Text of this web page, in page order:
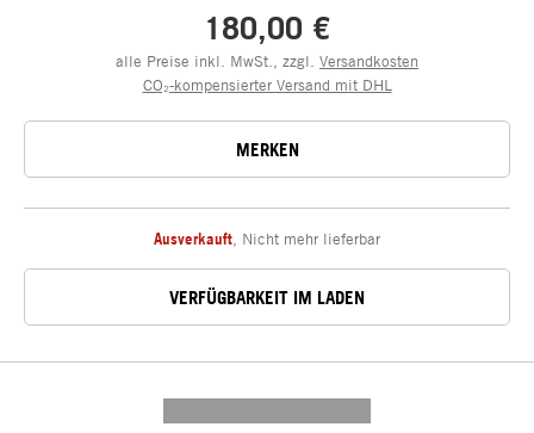
180,00 €
alle Preise inkl. MwSt., zzgl. Versandkosten
CO₂-kompensierter Versand mit DHL
MERKEN
Ausverkauft Nicht mehr lieferbar
VERFÜGBARKEIT IM LADEN